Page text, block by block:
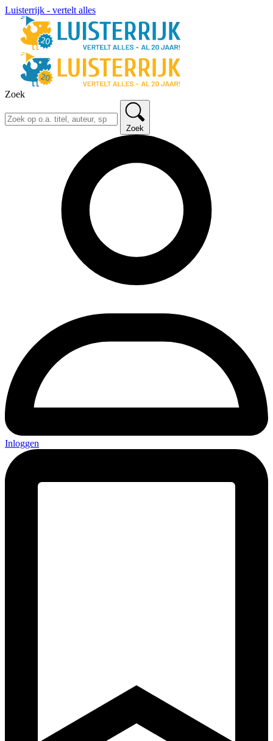
Luisterrijk - vertelt alles
Zoek
Zoek
Inloggen